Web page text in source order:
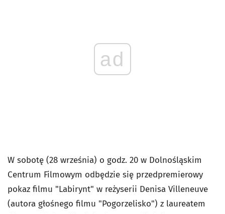
ad
W sobotę (28 września) o godz. 20 w Dolnośląskim
Centrum Filmowym odbędzie się przedpremierowy
pokaz filmu "Labirynt" w reżyserii Denisa Villeneuve
(autora głośnego filmu "Pogorzelisko") z laureatem